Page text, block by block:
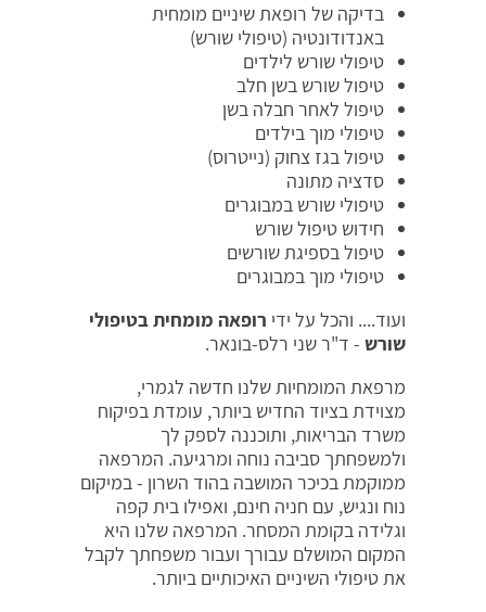
בדיקה של רופאת שיניים מומחית
באנדודונטיה (טיפולי שורש)
טיפולי שורש לילדים
טיפול שורש בשן חלב
טיפול לאחר חבלה בשן
טיפולי מוך בילדים
טיפול בגז צחוק (נייטרוס)
סדציה מתונה
טיפולי שורש במבוגרים
חידוש טיפול שורש
טיפול בספיגת שורשים
טיפולי מוך במבוגרים
ועוד.... והכל על ידי רופאה מומחית בטיפולי
שורש - ד"ר שני רלס-בונאר.
מרפאת המומחיות שלנו חדשה לגמרי,
מצוידת בציוד החדיש ביותר, עומדת בפיקוח
משרד הבריאות, ותוכננה לספק לך
ולמשפחתך סביבה נוחה ומרגיעה. המרפאה
ממוקמת בכיכר המושבה בהוד השרון - במיקום
נוח ונגיש, עם חניה חינם, ואפילו בית קפה
וגלידה בקומת המסחר. המרפאה שלנו היא
המקום המושלם עבורך ועבור משפחתך לקבל
את טיפולי השיניים האיכותיים ביותר.